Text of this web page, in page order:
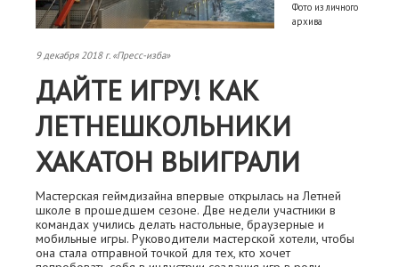
Фото из личного
архива
9 декабря 2018 г. «Пресс-изба»
ДАЙТЕ ИГРУ! КАК
ЛЕТНЕШКОЛЬНИКИ
ХАКАТОН ВЫИГРАЛИ
Мастерская геймдизайна впервые открылась на Летней
школе в прошедшем сезоне. Две недели участники в
командах учились делать настольные, браузерные и
мобильные игры. Руководители мастерской хотели, чтобы
она стала отправной точкой для тех, кто хочет